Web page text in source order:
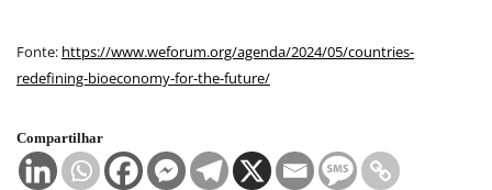
Fonte: https://www.weforum.org/agenda/2024/05/countries-
redefining-bioeconomy-for-the-future/
Compartilhar